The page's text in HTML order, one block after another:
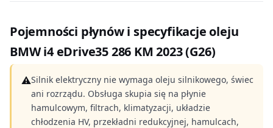
Pojemności płynów i specyfikacje oleju
BMW i4 eDrive35 286 KM 2023 (G26)
⚠Silnik elektryczny nie wymaga oleju silnikowego, świec
ani rozrządu. Obsługa skupia się na płynie
hamulcowym, filtrach, klimatyzacji, układzie
chłodzenia HV, przekładni redukcyjnej, hamulcach,